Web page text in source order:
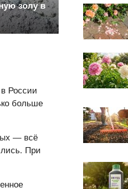
золу в
России
больше
— всё
При